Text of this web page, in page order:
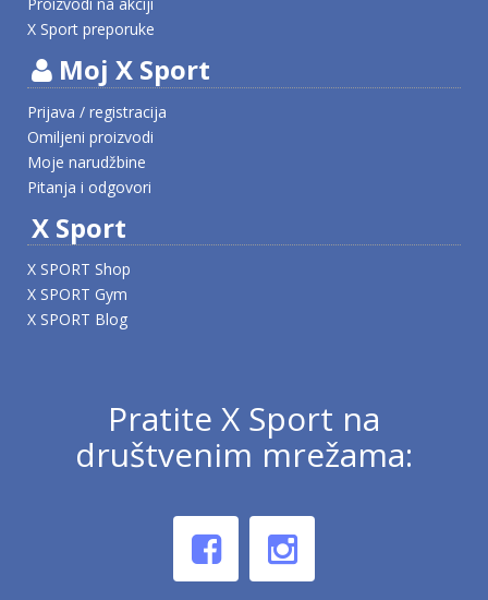
X Sport preporuke
Moj X Sport
Prijava / registracija
Omiljeni proizvodi
Moje narudžbine
Pitanja i odgovori
X Sport
X SPORT Shop
X SPORT Gym
X SPORT Blog
Pratite X Sport na
društvenim mrežama: